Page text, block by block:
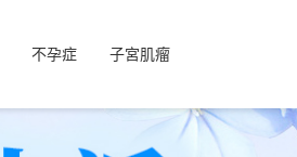
不孕症 子宮肌瘤